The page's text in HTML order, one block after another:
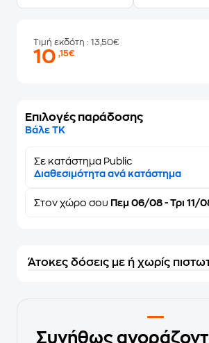
Τιμή εκδότη : 13,50€
10,15€
Επιλογές παράδοσης
Βάλε ΤΚ
Σε κατάστημα Public
Διαθεσιμότητα ανά κατάστημα
Στον χώρο σου Πεμ 06/08 - Τρι 11/
Άτοκες δόσεις με ή χωρίς
Συνήθως